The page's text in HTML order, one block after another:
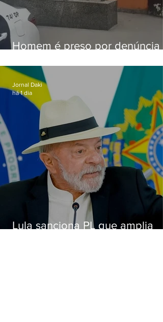
Homem é preso por denúncia
Alcântara
Lula sanciona PL que amplia
Jornal Daki
há 1 dia